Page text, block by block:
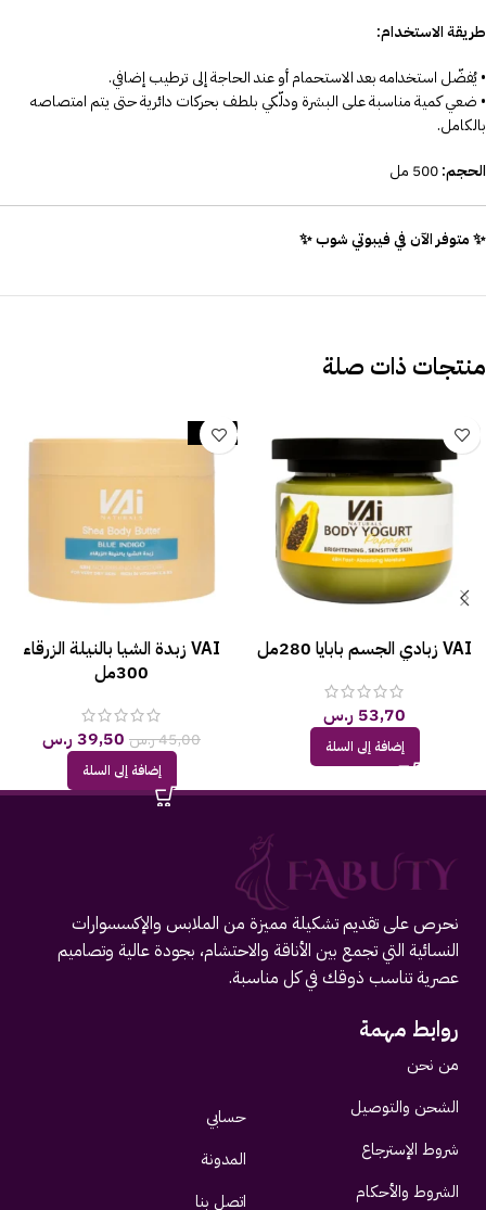
طريقة الاستخدام:
• يُفضّل استخدامه بعد الاستحمام أو عند الحاجة إلى ترطيب إضافي.
• ضعي كمية مناسبة على البشرة ودلّكي بلطف بحركات دائرية حتى يتم امتصاصه
بالكامل.
الحجم:
✨ متوفر الآن في فيبوتي شوب ✨
منتجات ذات صلة
VAI زبادي الجسم بابايا 280مل
53,70 ر.س
إضافة إلى السلة
-12%
VAI زبدة الشيا بالنيلة الزرقاء
300مل
45,00ر.س 39,50ر.س
إضافة إلى السلة
نحرص على تقديم تشكيلة مميزة من الملابس والإكسسوارات
النسائية التي تجمع بين الأناقة والاحتشام، بجودة عالية وتصاميم
عصرية تناسب ذوقك في كل مناسبة.
روابط مهمة
من نحن
الشحن والتوصيل
شروط الإسترجاع
الشروط والأحكام
حسابي
المدونة
اتصل بنا